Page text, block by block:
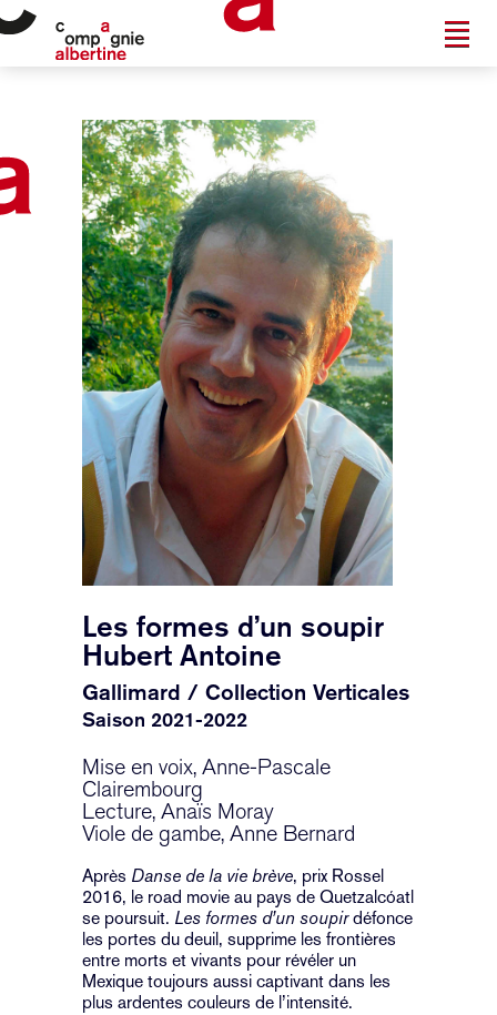
Les formes d’un soupir
Hubert Antoine
Gallimard / Collection Verticales
Saison 2021-2022
Mise en voix, Anne-Pascale
Clairembourg
Lecture, Anaïs Moray
Viole de gambe, Anne Bernard
Après Danse de la vie brève, prix Rossel
2016, le road movie au pays de Quetzalcóatl
se poursuit. Les formes d’un soupirdéfonce
les portes du deuil, supprime les frontières
entre morts et vivants pour révéler un
Mexique toujours aussi captivant dans les
plus ardentes couleurs de l’intensité.